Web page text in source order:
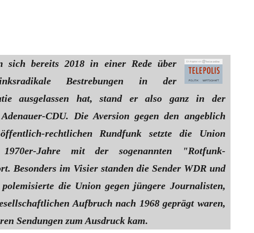
sich bereits 2018 in einer Rede über
Bestrebungen in der
ausgelassen hat, stand er also ganz in der
CDU. Die Aversion gegen den angeblich
rechtlichen Rundfunk setzte die Union
Jahre mit der sogenannten "Rotfunk-
Besonders im Visier standen die Sender WDR und
die Union gegen jüngere Journalisten,
Aufbruch nach 1968 geprägt waren,
Sendungen zum Ausdruck kam.